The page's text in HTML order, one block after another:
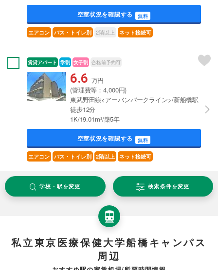
空室状況を確認する 無料
エアコン バス・トイレ別 2階以上 ネット接続可
賃貸アパート 学割 女子割 合格前予約可
6.6 万円
(管理費等：4,000円)
東武野田線<アーバンパークライン>/新船橋駅
徒歩12分
1K/19.01m²/築5年
空室状況を確認する 無料
エアコン バス・トイレ別 2階以上 ネット接続可
学校・駅を変更 検索条件を変更
私立東京医療保健大学船橋キャンパス
周辺